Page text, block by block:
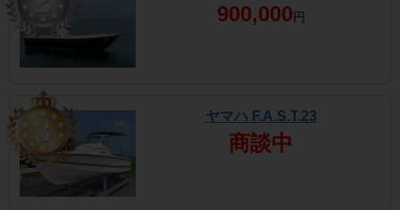
900,000 円
ヤマハ F.A.S.T.23
商談中